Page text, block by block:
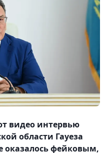
видео интервью
области Гауеза
оказалось фейковым,